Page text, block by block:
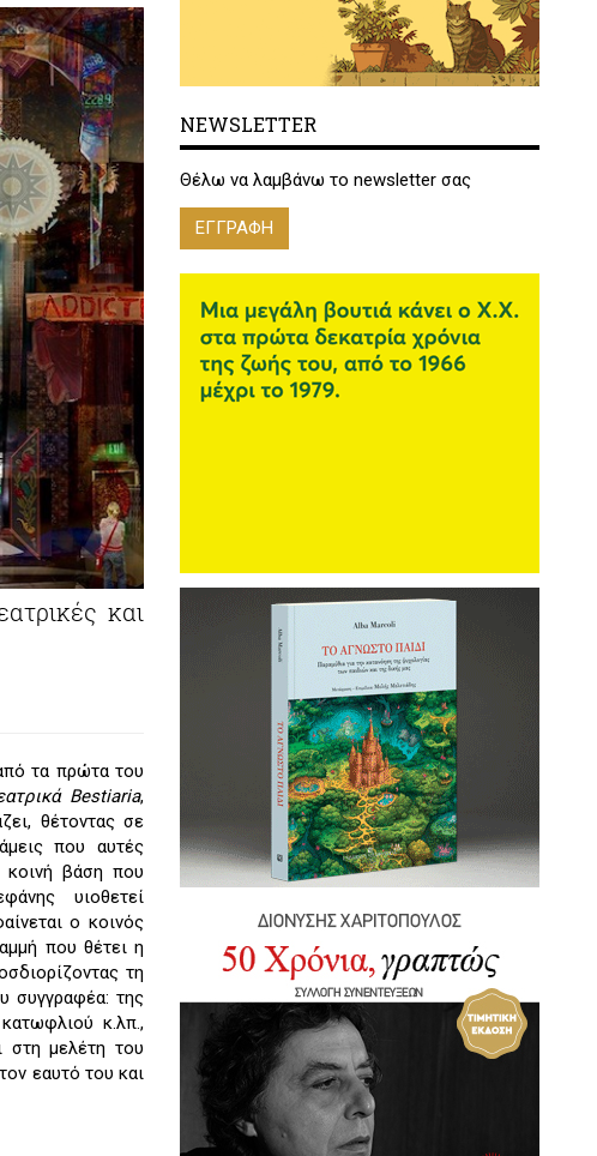
και
τα πρώτα του
Bestiaria,
θέτοντας σε
που αυτές
κοινή βάση που
υιοθετεί
ο κοινός
που θέτει η
τη
συγγραφέα: της
κ.λπ.,
στη μελέτη του
εαυτό του και
NEWSLETTER
Θέλω να λαμβάνω το newsletter σας
ΕΓΓΡΑΦΗ